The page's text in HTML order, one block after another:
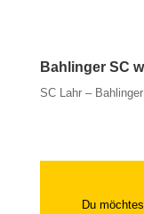
Bahlinger SC
SC Lahr –
Du